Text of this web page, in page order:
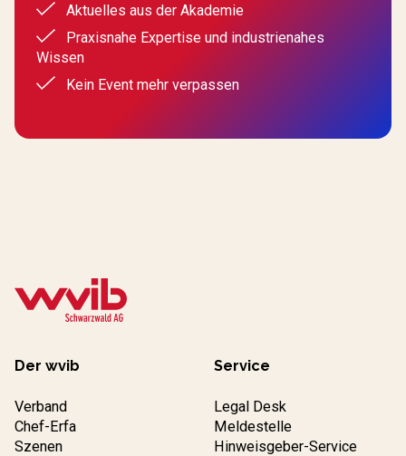
Aktuelles aus der Akademie
Praxisnahe Expertise und industrienahes
Wissen
Kein Event mehr verpassen
Der wvib
Verband
Chef-Erfa
Szenen
Service
Legal Desk
Meldestelle
Hinweisgeber-Service